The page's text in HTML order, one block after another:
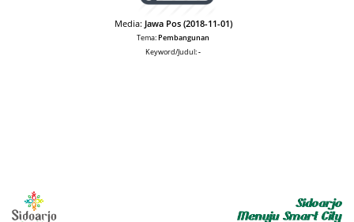
Media: Jawa Pos (2018-11-01)
Tema:Pembangunan
Keyword/Judul:-